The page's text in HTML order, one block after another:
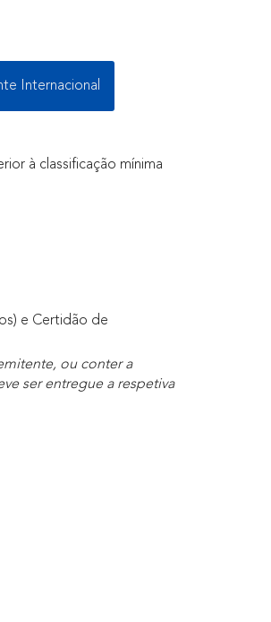
Internacional
à classificação mínima
e Certidão de
ou conter a
ser entregue a respetiva